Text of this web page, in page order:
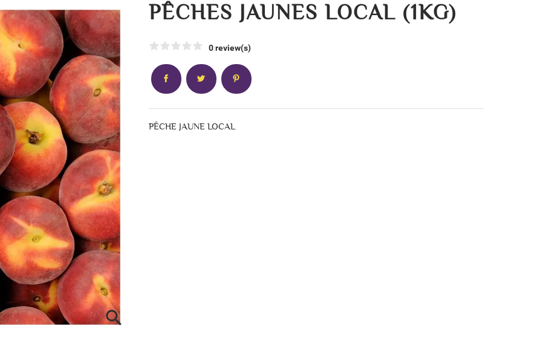

PÊCHES JAUNES LOCAL (1KG)
0 review(s)
Partager
PÊCHE JAUNE LOCAL